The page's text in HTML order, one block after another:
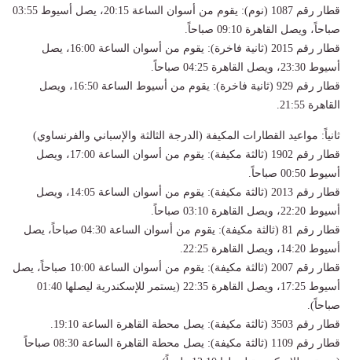
قطار رقم 1087 (نوم): يقوم من أسوان الساعة 20:15، يصل أسيوط 03:55
صباحاً، ويصل القاهرة 09:10 صباحاً.
قطار رقم 2015 (ثانية فاخرة): يقوم من أسوان الساعة 16:00، يصل
أسيوط 23:30، ويصل القاهرة 04:25 صباحاً.
قطار رقم 929 (ثانية فاخرة): يقوم من أسيوط الساعة 16:50، ويصل
القاهرة 21:55.
ثانياً: مواعيد القطارات المكيفة (الدرجة الثالثة والإسباني والفرنساوي)
قطار رقم 1902 (ثالثة مكيفة): يقوم من أسوان الساعة 17:00، ويصل
أسيوط 00:50 صباحاً.
قطار رقم 2013 (ثالثة مكيفة): يقوم من أسوان الساعة 14:05، ويصل
أسيوط 22:20، ويصل القاهرة 03:10 صباحاً.
قطار رقم 81 (ثالثة مكيفة): يقوم من أسوان الساعة 04:30 صباحاً، يصل
أسيوط 14:20، ويصل القاهرة 22:25.
قطار رقم 2007 (ثالثة مكيفة): يقوم من أسوان الساعة 10:00 صباحاً، يصل
أسيوط 17:25، ويصل القاهرة 22:35 (يستمر للإسكندرية ليصلها 01:40
صباحاً).
قطار رقم 3503 (ثالثة مكيفة): يصل محطة القاهرة الساعة 19:10.
قطار رقم 1109 (ثالثة مكيفة): يصل محطة القاهرة الساعة 08:30 صباحاً